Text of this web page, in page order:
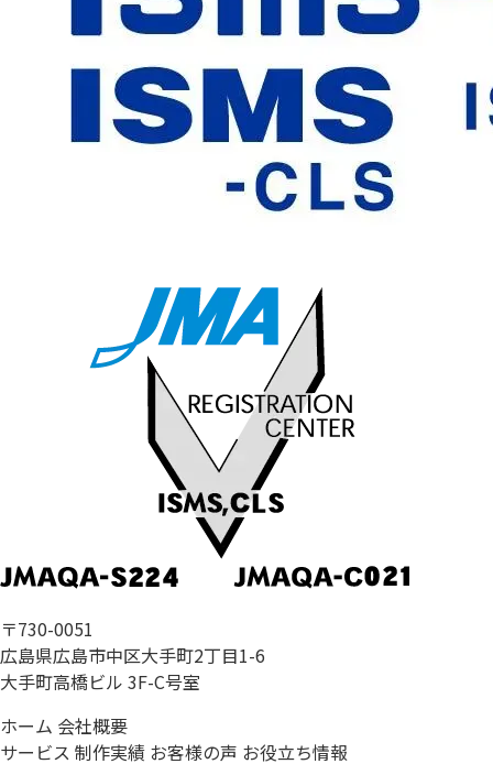
〒730-0051
広島県広島市中区大手町2丁目1-6
大手町高橋ビル 3F-C号室
ホーム 会社概要
サービス 制作実績 お客様の声 お役立ち情報